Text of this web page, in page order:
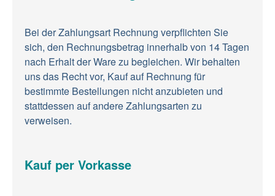
Bei der Zahlungsart Rechnung verpflichten Sie
sich, den Rechnungsbetrag innerhalb von 14 Tagen
nach Erhalt der Ware zu begleichen. Wir behalten
uns das Recht vor, Kauf auf Rechnung für
bestimmte Bestellungen nicht anzubieten und
stattdessen auf andere Zahlungsarten zu
verweisen.
Kauf per Vorkasse